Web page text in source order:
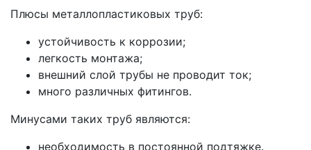
Плюсы металлопластиковых труб:
устойчивость к коррозии;
легкость монтажа;
внешний слой трубы не проводит ток;
много различных фитингов.
Минусами таких труб являются:
необходимость в постоянной подтяжке.